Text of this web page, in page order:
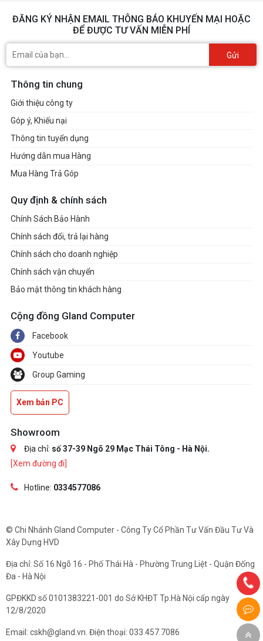
ĐĂNG KÝ NHẬN EMAIL THÔNG BÁO KHUYẾN MẠI HOẶC
ĐỂ ĐƯỢC TƯ VẤN MIỄN PHÍ
Gửi
Thông tin chung
Giới thiệu công ty
Góp ý, Khiếu nại
Thông tin tuyển dụng
Hướng dẫn mua Hàng
Mua Hàng Trả Góp
Quy định & chính sách
Chính Sách Bảo Hành
Chính sách đổi, trả lại hàng
Chính sách cho doanh nghiệp
Chính sách vận chuyển
Bảo mật thông tin khách hàng
Cộng đồng Gland Computer
Facebook
Youtube
Group Gaming
Xem bản PC
Showroom
Địa chỉ: số 37-39 Ngõ 29 Mạc Thái Tông - Hà Nội.
[Xem đường đi]
Hotline: 0334577086
© Chi Nhánh Gland Computer - Công Ty Cổ Phần Tư Vấn Đầu Tư Và
Xây Dựng HVD
Địa chỉ: Số 16 Ngõ 16 - Phố Thái Hà - Phường Trung Liệt - Quận Đống
Đa - Hà Nội
GPĐKKD số 0101383221-001 do Sở KHĐT Tp.Hà Nội cấp ngày
12/8/2020
Email: cskh@gland.vn. Điện thoại: 033.457.7086